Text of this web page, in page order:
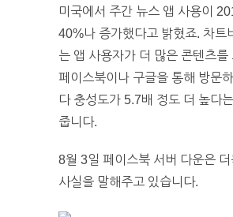
미국에서 주간 뉴스 앱 사용이
40%나 증가했다고 밝혔죠. 차트
는 앱 사용자가 더 많은 콘텐츠를
페이스북이나 구글을 통해 방문
다 충성도가 5.7배 정도 더 높다
줍니다.
8월 3일 페이스북 서버 다운은
사실을 말해주고 있습니다.